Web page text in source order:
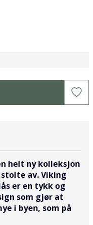
helt ny kolleksjon
av. Viking
er en tykk og
som gjør at
i byen, som på